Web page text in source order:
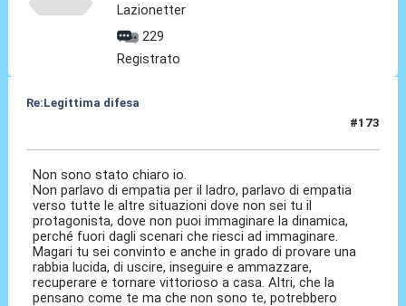
Lazionetter
229
Registrato
Re:Legittima difesa
#173
Non sono stato chiaro io.
Non parlavo di empatia per il ladro, parlavo di empatia
verso tutte le altre situazioni dove non sei tu il
protagonista, dove non puoi immaginare la dinamica,
perché fuori dagli scenari che riesci ad immaginare.
Magari tu sei convinto e anche in grado di provare una
rabbia lucida, di uscire, inseguire e ammazzare,
recuperare e tornare vittorioso a casa. Altri, che la
pensano come te ma che non sono te, potrebbero